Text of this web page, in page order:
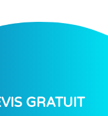
GRATUIT